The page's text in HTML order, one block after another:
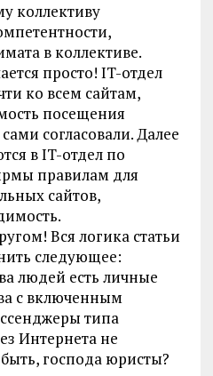
коллективу
в коллективе.
просто! IT-отдел
ко всем сайтам,
посещения
согласовали. Далее
в IT-отдел по
правилам для
сайтов,
Вся логика статьи
следующее:
людей есть личные
с включенным
типа
Интернета не
господа юристы?